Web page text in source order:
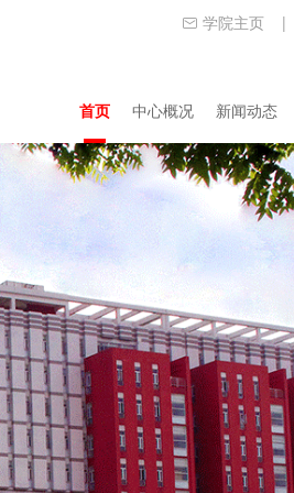
学院主页 |
首页 中心概况 新闻动态